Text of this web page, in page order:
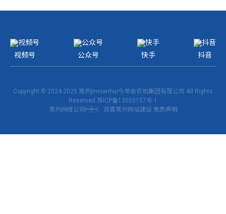
视频号 公众号 快手 抖音
Copyright © 2024-2025 常州jinnianhui今年会农机集团有限公司 All Rights
Reserved 苏ICP备13055157号-1
常州网络公司：双喜常州网站建设 免责声明